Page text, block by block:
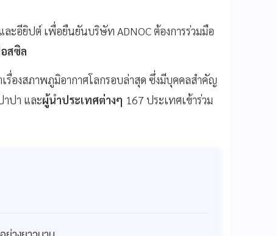
ะอียิปต์ เพื่อยืนยันบริษัท ADNOC ต้องการร่วมมือ
สซิล
เรื่องสภาพภูมิอากาศโลกรอบล่าสุด ซึ่งมีบุคคลสำคัญ
าปา และผู้นำประเทศต่างๆ 167 ประเทศเข้าร่วม